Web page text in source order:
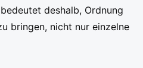
deshalb, Ordnung
bringen, nicht nur einzelne